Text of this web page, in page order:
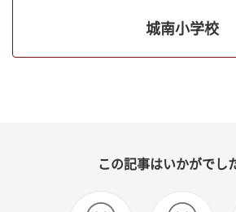
城南小学校
この記事はいかがでし